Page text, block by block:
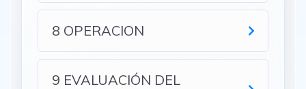
8 OPERACION
9 EVALUACIÓN DEL